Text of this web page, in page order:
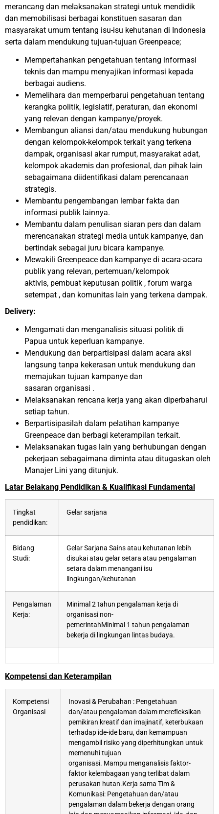
merancang dan melaksanakan strategi untuk mendidik
dan memobilisasi berbagai konstituen sasaran dan
masyarakat umum tentang isu-isu kehutanan di Indonesia
serta dalam mendukung tujuan-tujuan Greenpeace;
Mempertahankan pengetahuan tentang informasi
teknis dan mampu menyajikan informasi kepada
berbagai audiens.
Memelihara dan memperbarui pengetahuan tentang
kerangka politik, legislatif, peraturan, dan ekonomi
yang relevan dengan kampanye/proyek.
Membangun aliansi dan/atau mendukung hubungan
dengan kelompok-kelompok terkait yang terkena
dampak, organisasi akar rumput, masyarakat adat,
kelompok akademis dan profesional, dan pihak lain
sebagaimana diidentifikasi dalam perencanaan
strategis.
Membantu pengembangan lembar fakta dan
informasi publik lainnya.
Membantu dalam penulisan siaran pers dan dalam
merencanakan strategi media untuk kampanye, dan
bertindak sebagai juru bicara kampanye.
Mewakili Greenpeace dan kampanye di acara-acara
publik yang relevan, pertemuan/kelompok
aktivis, pembuat keputusan politik , forum warga
setempat , dan komunitas lain yang terkena dampak.
Delivery:
Mengamati dan menganalisis situasi politik di
Papua untuk keperluan kampanye.
Mendukung dan berpartisipasi dalam acara aksi
langsung tanpa kekerasan untuk mendukung dan
memajukan tujuan kampanye dan
sasaran organisasi .
Melaksanakan rencana kerja yang akan diperbaharui
setiap tahun.
Berpartisipasilah dalam pelatihan kampanye
Greenpeace dan berbagi keterampilan terkait.
Melaksanakan tugas lain yang berhubungan dengan
pekerjaan sebagaimana diminta atau ditugaskan oleh
Manajer Lini yang ditunjuk.
Latar Belakang Pendidikan & Kualifikasi Fundamental
Tingkat
pendidikan:
Gelar sarjana
Bidang
Studi:
Gelar Sarjana Sains atau kehutanan lebih
disukai atau gelar setara atau pengalaman
setara dalam menangani isu
lingkungan/kehutanan
Pengalaman
Kerja:
Minimal 2 tahun pengalaman kerja di
organisasi non-
pemerintahMinimal 1 tahun pengalaman
bekerja di lingkungan lintas budaya.
Kompetensi dan Keterampilan
Kompetensi
Organisasi
Inovasi & Perubahan : Pengetahuan
dan/atau pengalaman dalam merefleksikan
pemikiran kreatif dan imajinatif, keterbukaan
terhadap ide-ide baru, dan kemampuan
mengambil risiko yang diperhitungkan untuk
memenuhi tujuan
organisasi. Mampu menganalisis faktor-
faktor kelembagaan yang terlibat dalam
perusakan hutan.Kerja sama Tim &
Komunikasi: Pengetahuan dan/atau
pengalaman dalam bekerja dengan orang